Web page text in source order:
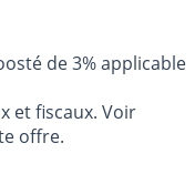
de 3% applicable
et fiscaux. Voir
offre.